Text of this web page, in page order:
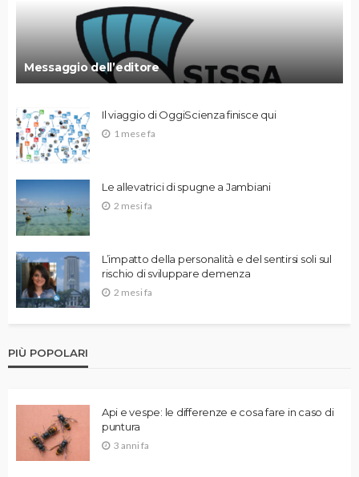
Messaggio dell’editore
Il viaggio di OggiScienza finisce qui
1 mese fa
Le allevatrici di spugne a Jambiani
2 mesi fa
L’impatto della personalità e del sentirsi soli sul
rischio di sviluppare demenza
2 mesi fa
PIÙ POPOLARI
Api e vespe: le differenze e cosa fare in caso di
puntura
3 anni fa